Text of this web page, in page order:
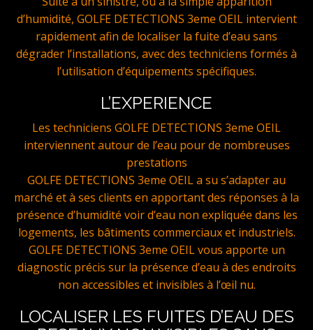
d’humidité, GOLFE DETECTIONS 3eme OEIL intervient
rapidement afin de localiser la fuite d’eau sans
dégrader l’installations, avec des techniciens formés à
l’utilisation d’équipements spécifiques.
L’EXPERIENCE
Les techniciens GOLFE DETECTIONS 3eme OEIL
interviennent autour de l’eau pour de nombreuses
prestations
GOLFE DETECTIONS 3eme OEIL a su s’adapter au
marché et à ses clients en apportant des réponses à la
présence d’humidité voir d’eau non expliquée dans les
logements, les bâtiments commerciaux et industriels.
GOLFE DETECTIONS 3eme OEIL vous apporte un
diagnostic précis sur la présence d’eau à des endroits
non accessibles et invisibles à l’œil nu.
LOCALISER LES FUITES D’EAU DES